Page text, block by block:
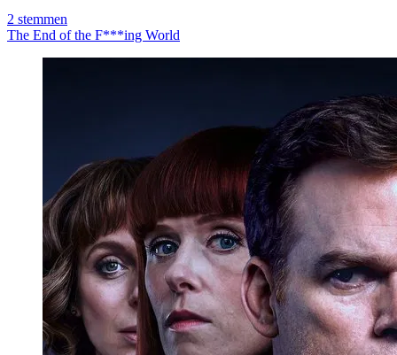
2 stemmen
The End of the F***ing World